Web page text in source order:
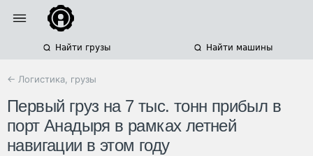
Найти грузы Найти машины
← Логистика, грузы
Первый груз на 7 тыс. тонн прибыл в
порт Анадыря в рамках летней
навигации в этом году